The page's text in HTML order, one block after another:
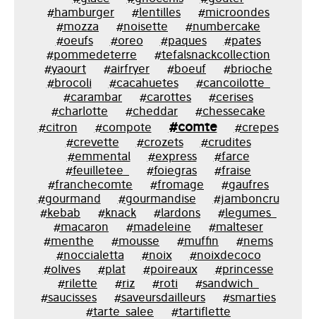
#hamburger
#lentilles
#microondes
#mozza
#noisette
#numbercake
#oeufs
#oreo #paques
#pates
#pommedeterre
#tefalsnackcollection
#yaourt
#airfryer #boeuf
#brioche
#brocoli
#cacahuetes
#cancoilotte_
#carambar
#carottes
#cerises
#charlotte
#cheddar
#chessecake
#citron
#compote #comte
#crepes
#crevette
#crozets
#crudites
#emmental
#express
#farce
#feuilletee_
#foiegras
#fraise
#franchecomte
#fromage
#gaufres
#gourmand
#gourmandise
#jamboncru
#kebab
#knack #lardons
#legumes_
#macaron
#madeleine
#malteser
#menthe
#mousse #muffin
#nems
#noccialetta
#noix
#noixdecoco
#olives
#plat #poireaux
#princesse
#rilette
#riz #roti
#sandwich_
#saucisses
#saveursdailleurs
#smarties
#tarte_salee
#tartiflette